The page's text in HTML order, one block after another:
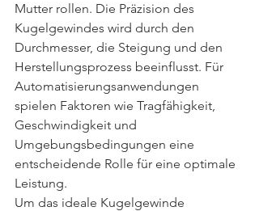
Mutter rollen. Die Präzision des
Kugelgewindes wird durch den
Durchmesser, die Steigung und den
Herstellungsprozess beeinflusst. Für
Automatisierungsanwendungen
spielen Faktoren wie Tragfähigkeit,
Geschwindigkeit und
Umgebungsbedingungen eine
entscheidende Rolle für eine optimale
Leistung.
Um das ideale Kugelgewinde